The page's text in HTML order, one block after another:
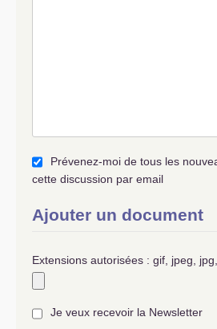
Prévenez-moi de tous les
cette discussion par email
Ajouter un document
Extensions autorisées : gif, jpeg,
Je veux recevoir la Newsletter